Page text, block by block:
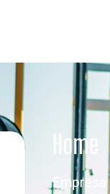
Home
Empresa